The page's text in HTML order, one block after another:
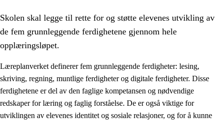
2. Prinsipper for læring, utvikling og danning
Sosial læring og utvikling
2.2 Kompetanse i fagene
Skolen skal legge til rette for og støtte elevenes utvikling av
de fem grunnleggende ferdighetene gjennom hele
opplæringsløpet.
Læreplanverket definerer fem grunnleggende ferdigheter: lesing,
skriving, regning, muntlige ferdigheter og digitale ferdigheter. Disse
ferdighetene er del av den faglige kompetansen og nødvendige
redskaper for læring og faglig forståelse. De er også viktige for
utviklingen av elevenes identitet og sosiale relasjoner, og for å kunne